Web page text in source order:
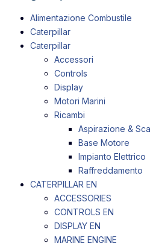
Alimentazione Combustile
Caterpillar
Caterpillar
Accessori
Controls
Display
Motori Marini
Ricambi
Aspirazione &
Base Motore
Impianto Elettrico
Raffreddamento
CATERPILLAR EN
ACCESSORIES
CONTROLS EN
DISPLAY EN
MARINE ENGINE